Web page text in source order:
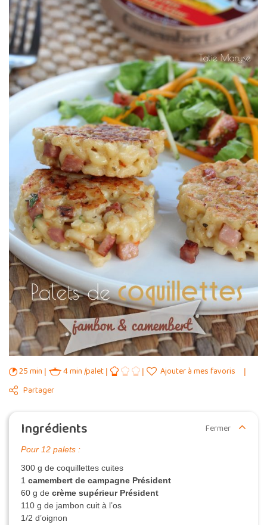
25 min 4 min /palet
Ajouter à mes favoris
Partager
Ingrédients Fermer
Pour 12 palets :
300 g de coquillettes cuites
1 camembert de campagne Président
60 g de crème supérieur Président
110 g de jambon cuit à l’os
1/2 d’oignon